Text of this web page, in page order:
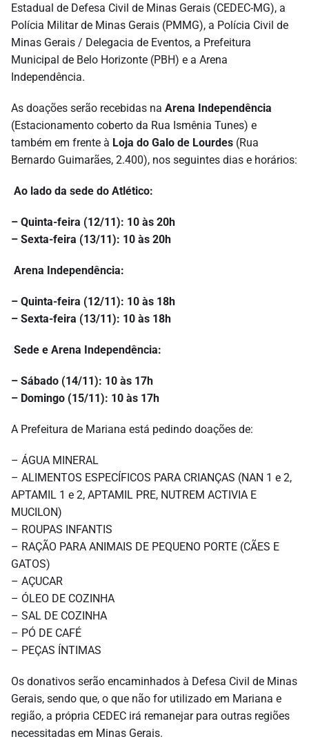
Estadual de Defesa Civil de Minas Gerais (CEDEC-MG), a
Polícia Militar de Minas Gerais (PMMG), a Polícia Civil de
Minas Gerais / Delegacia de Eventos, a Prefeitura
Municipal de Belo Horizonte (PBH) e a Arena
Independência.
As doações serão recebidas na Arena Independência
(Estacionamento coberto da Rua Ismênia Tunes) e
também em frente à Loja do Galo de Lourdes (Rua
Bernardo Guimarães, 2.400), nos seguintes dias e horários:
Ao lado da sede do Atlético:
– Quinta-feira (12/11): 10 às 20h
– Sexta-feira (13/11): 10 às 20h
Arena Independência:
– Quinta-feira (12/11): 10 às 18h
– Sexta-feira (13/11): 10 às 18h
Sede e Arena Independência:
– Sábado (14/11): 10 às 17h
– Domingo (15/11): 10 às 17h
A Prefeitura de Mariana está pedindo doações de:
– ÁGUA MINERAL
– ALIMENTOS ESPECÍFICOS PARA CRIANÇAS (NAN 1 e 2,
APTAMIL 1 e 2, APTAMIL PRE, NUTREM ACTIVIA E
MUCILON)
– ROUPAS INFANTIS
– RAÇÃO PARA ANIMAIS DE PEQUENO PORTE (CÃES E
GATOS)
– AÇUCAR
– ÓLEO DE COZINHA
– SAL DE COZINHA
– PÓ DE CAFÉ
– PEÇAS ÍNTIMAS
Os donativos serão encaminhados à Defesa Civil de Minas
Gerais, sendo que, o que não for utilizado em Mariana e
região, a própria CEDEC irá remanejar para outras regiões
necessitadas em Minas Gerais.